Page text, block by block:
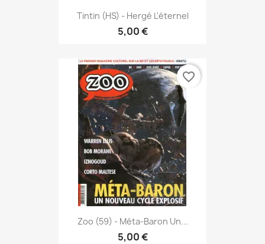
Tintin (HS) - Hergé L'éternel
5,00 €
Zoo (59) - Méta-Baron Un...
5,00 €
favorite_border